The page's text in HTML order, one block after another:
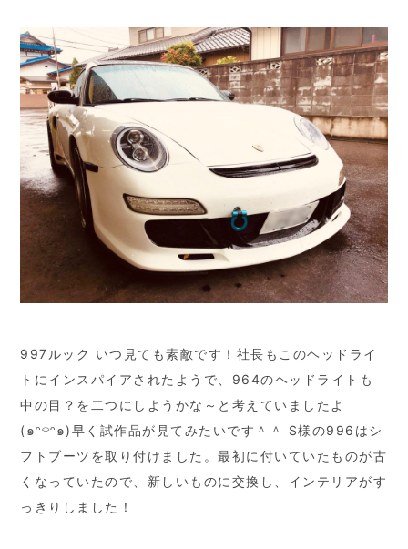
997ルック いつ見ても素敵です！社長もこのヘッドライ
トにインスパイアされたようで、964のヘッドライトも
中の目？を二つにしようかな～と考えていましたよ
(๑ᵔ⌔ᵔ๑)早く試作品が見てみたいです＾＾ S様の996はシ
フトブーツを取り付けました。最初に付いていたものが古
くなっていたので、新しいものに交換し、インテリアがす
っきりしました！